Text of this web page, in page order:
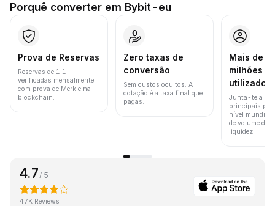
Porquê converter em Bybit-eu
Prova de Reservas
Reservas de 1:1
verificadas mensalmente
com prova de Merkle na
blockchain.
Zero taxas de
conversão
Sem custos ocultos. A
cotação é a taxa final que
pagas.
Mais de
milhões
Junta-te a
principais
nível mundial
de volume de
liquidez.
4.7/ 5
47K Reviews